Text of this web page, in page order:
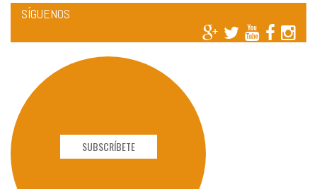
SÍGUENOS
SUBSCRÍBETE